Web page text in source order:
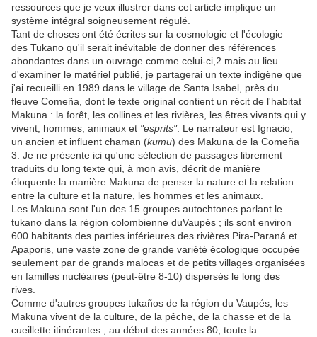
ressources que je veux illustrer dans cet article implique un
système intégral soigneusement régulé.
Tant de choses ont été écrites sur la cosmologie et l'écologie
des Tukano qu'il serait inévitable de donner des références
abondantes dans un ouvrage comme celui-ci,2 mais au lieu
d'examiner le matériel publié, je partagerai un texte indigène que
j'ai recueilli en 1989 dans le village de Santa Isabel, près du
fleuve Comeña, dont le texte original contient un récit de l'habitat
Makuna : la forêt, les collines et les rivières, les êtres vivants qui y
vivent, hommes, animaux et "esprits". Le narrateur est Ignacio,
un ancien et influent chaman (kumu) des Makuna de la Comeña
3. Je ne présente ici qu'une sélection de passages librement
traduits du long texte qui, à mon avis, décrit de manière
éloquente la manière Makuna de penser la nature et la relation
entre la culture et la nature, les hommes et les animaux.
Les Makuna sont l'un des 15 groupes autochtones parlant le
tukano dans la région colombienne duVaupés ; ils sont environ
600 habitants des parties inférieures des rivières Pira-Paraná et
Apaporis, une vaste zone de grande variété écologique occupée
seulement par de grands malocas et de petits villages organisées
en familles nucléaires (peut-être 8-10) dispersés le long des
rives.
Comme d'autres groupes tukaños de la région du Vaupés, les
Makuna vivent de la culture, de la pêche, de la chasse et de la
cueillette itinérantes ; au début des années 80, toute la